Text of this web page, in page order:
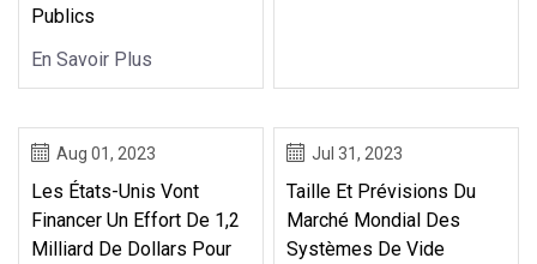
Publics
En Savoir Plus
Aug 01, 2023
Les États-Unis Vont
Financer Un Effort De 1,2
Milliard De Dollars Pour
Jul 31, 2023
Taille Et Prévisions Du
Marché Mondial Des
Systèmes De Vide